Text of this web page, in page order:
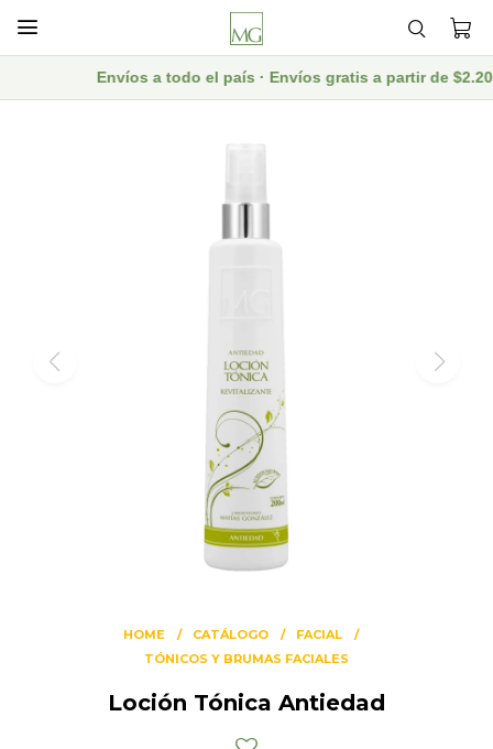

Envíos a todo el país · Envíos gratis a partir de
HOME CATÁLOGO
FACIAL
TÓNICOS Y BRUMAS FACIALES
Loción Tónica Antiedad